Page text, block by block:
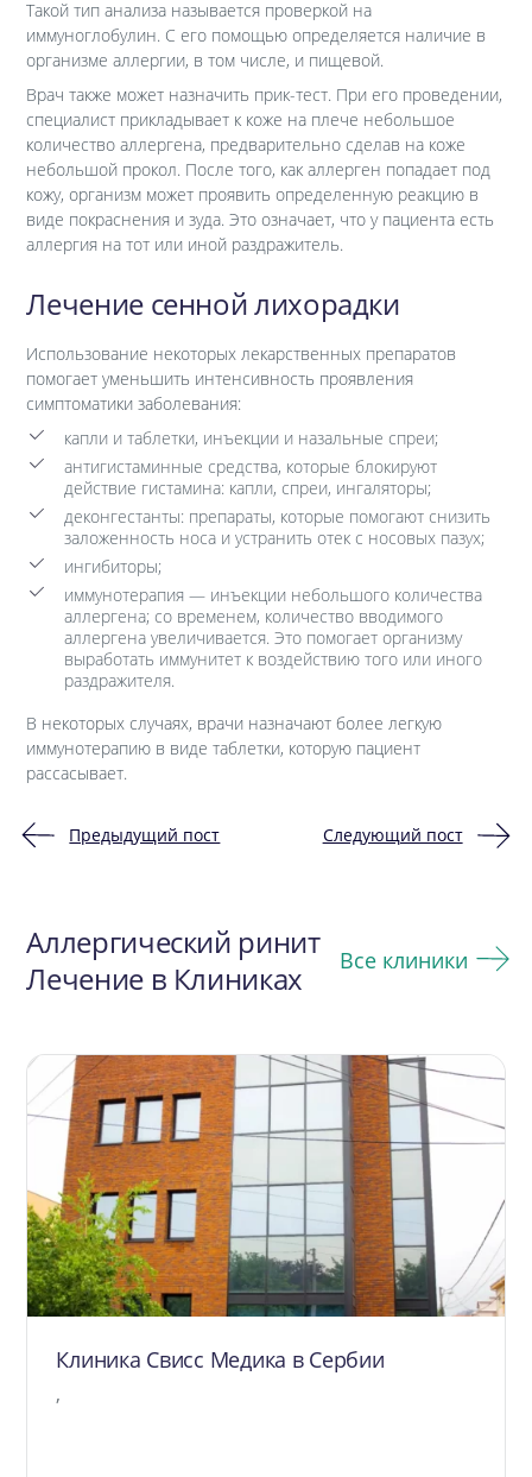
Такой тип анализа называется проверкой на
иммуноглобулин. С его помощью определяется наличие в
организме аллергии, в том числе, и пищевой.
Врач также может назначить прик-тест. При его проведении,
специалист прикладывает к коже на плече небольшое
количество аллергена, предварительно сделав на коже
небольшой прокол. После того, как аллерген попадает под
кожу, организм может проявить определенную реакцию в
виде покраснения и зуда. Это означает, что у пациента есть
аллергия на тот или иной раздражитель.
Лечение сенной лихорадки
Использование некоторых лекарственных препаратов
помогает уменьшить интенсивность проявления
симптоматики заболевания:
капли и таблетки, инъекции и назальные спреи;
антигистаминные средства, которые блокируют
действие гистамина: капли, спреи, ингаляторы;
деконгестанты: препараты, которые помогают снизить
заложенность носа и устранить отек с носовых пазух;
ингибиторы;
иммунотерапия — инъекции небольшого количества
аллергена; со временем, количество вводимого
аллергена увеличивается. Это помогает организму
выработать иммунитет к воздействию того или иного
раздражителя.
В некоторых случаях, врачи назначают более легкую
иммунотерапию в виде таблетки, которую пациент
рассасывает.
записям
Предыдущий пост Следующий пост
Аллергический ринит
Лечение в Клиниках
Все клиники
Клиника Свисс Медика в Сербии
,